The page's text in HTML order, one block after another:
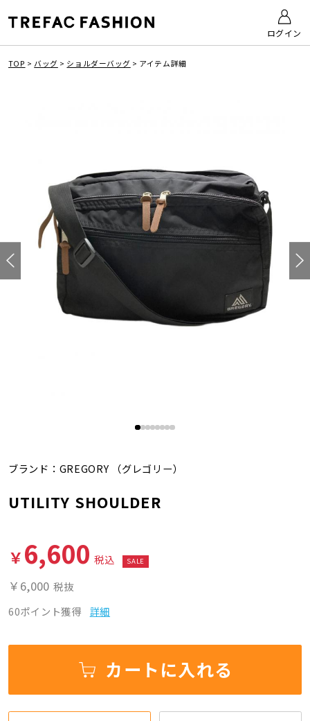
ログイン
TOP >バッグ > ショルダーバッグ > アイテム詳細
ブランド： GREGORY （グレゴリー）
UTILITY SHOULDER
￥6,600 税込 SALE
￥6,000 税抜
60ポイント獲得
詳細
カートに入れる